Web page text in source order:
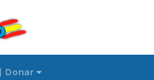
Donar